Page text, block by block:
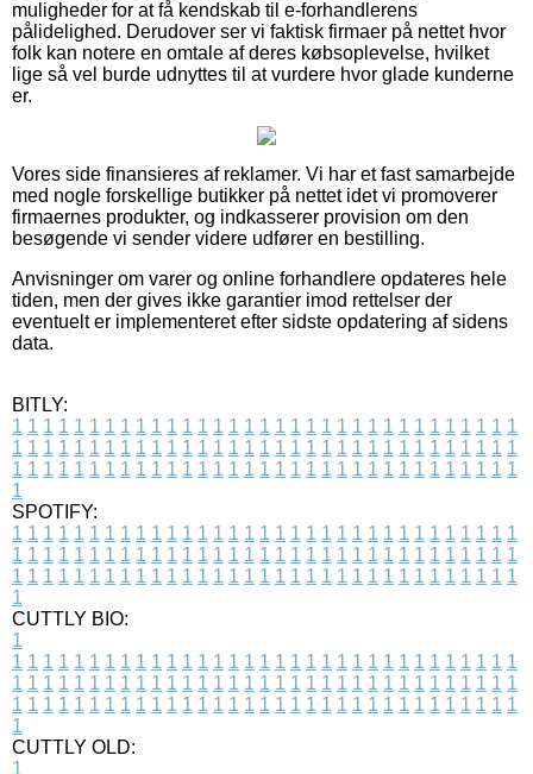
muligheder for at få kendskab til e-forhandlerens
pålidelighed. Derudover ser vi faktisk firmaer på nettet hvor
folk kan notere en omtale af deres købsoplevelse, hvilket
lige så vel burde udnyttes til at vurdere hvor glade kunderne
er.
Vores side finansieres af reklamer. Vi har et fast samarbejde
med nogle forskellige butikker på nettet idet vi promoverer
firmaernes produkter, og indkasserer provision om den
besøgende vi sender videre udfører en bestilling.
Anvisninger om varer og online forhandlere opdateres hele
tiden, men der gives ikke garantier imod rettelser der
eventuelt er implementeret efter sidste opdatering af sidens
data.
BITLY:
1 1 1 1 1 1 1 1 1 1 1 1 1 1 1 1 1 1 1 1 1 1 1 1 1 1 1 1 1 1 1 1 1
1 1 1 1 1 1 1 1 1 1 1 1 1 1 1 1 1 1 1 1 1 1 1 1 1 1 1 1 1 1 1 1 1
1 1 1 1 1 1 1 1 1 1 1 1 1 1 1 1 1 1 1 1 1 1 1 1 1 1 1 1 1 1 1 1 1
1
SPOTIFY:
1 1 1 1 1 1 1 1 1 1 1 1 1 1 1 1 1 1 1 1 1 1 1 1 1 1 1 1 1 1 1 1 1
1 1 1 1 1 1 1 1 1 1 1 1 1 1 1 1 1 1 1 1 1 1 1 1 1 1 1 1 1 1 1 1 1
1 1 1 1 1 1 1 1 1 1 1 1 1 1 1 1 1 1 1 1 1 1 1 1 1 1 1 1 1 1 1 1 1
1
CUTTLY BIO:
1
1 1 1 1 1 1 1 1 1 1 1 1 1 1 1 1 1 1 1 1 1 1 1 1 1 1 1 1 1 1 1 1 1
1 1 1 1 1 1 1 1 1 1 1 1 1 1 1 1 1 1 1 1 1 1 1 1 1 1 1 1 1 1 1 1 1
1 1 1 1 1 1 1 1 1 1 1 1 1 1 1 1 1 1 1 1 1 1 1 1 1 1 1 1 1 1 1 1 1
1
CUTTLY OLD:
1